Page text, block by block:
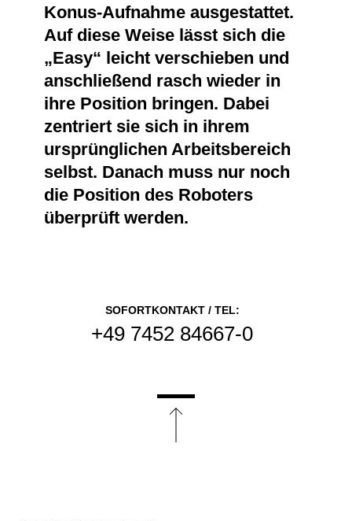
Konus-Aufnahme ausgestattet.
Auf diese Weise lässt sich die
„Easy“ leicht verschieben und
anschließend rasch wieder in
ihre Position bringen. Dabei
zentriert sie sich in ihrem
ursprünglichen Arbeitsbereich
selbst. Danach muss nur noch
die Position des Roboters
überprüft werden.
SOFORTKONTAKT / TEL:
+49 7452 84667-0